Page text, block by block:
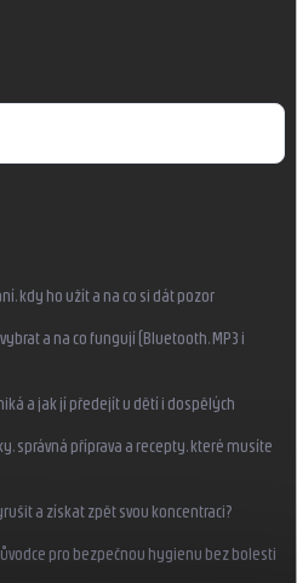
kdy ho užít a na co si dát pozor
a na co fungují (Bluetooth, MP3 i
a jak jí předejít u dětí i dospělých
správná příprava a recepty, které musíte
a získat zpět svou koncentraci?
pro bezpečnou hygienu bez bolesti